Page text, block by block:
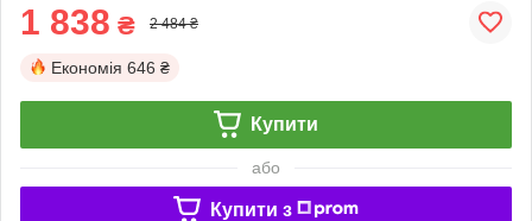
1 838 ₴ 2 484 ₴
Економія 646 ₴
Купити
або
Купити з